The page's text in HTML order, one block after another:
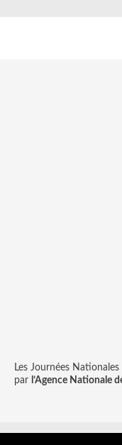
Les Journées
par l’Agence Nationale